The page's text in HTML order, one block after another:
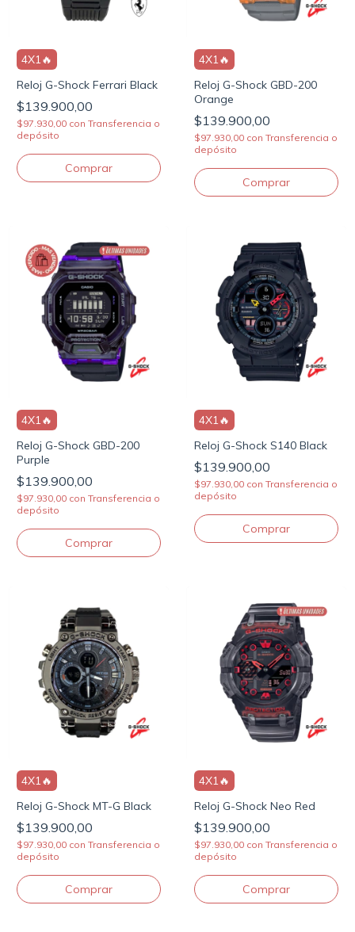
4X1🔥
Reloj G-Shock Ferrari Black
$139.900,00
$97.930,00 con Transferencia o
depósito
4X1🔥
Reloj G-Shock GBD-200
Orange
$139.900,00
$97.930,00 con Transferencia o
depósito
4X1🔥
Reloj G-Shock GBD-200
Purple
$139.900,00
$97.930,00 con Transferencia o
depósito
4X1🔥
Reloj G-Shock S140 Black
$139.900,00
$97.930,00 con Transferencia o
depósito
4X1🔥
Reloj G-Shock MT-G Black
$139.900,00
$97.930,00 con Transferencia o
depósito
4X1🔥
Reloj G-Shock Neo Red
$139.900,00
$97.930,00 con Transferencia o
depósito